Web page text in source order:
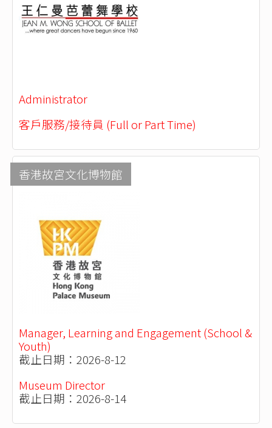
Administrator
客戶服務/接待員 (Full or Part Time)
香港故宮文化博物館
Manager, Learning and Engagement (School &
Youth)
截止日期：2026-8-12
Museum Director
截止日期：2026-8-14